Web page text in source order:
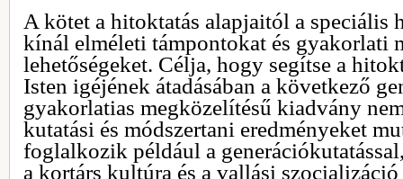
A kötet a hitoktatás alapjaitól a speciális
kínál elméleti támpontokat és gyakorlati
lehetőségeket. Célja, hogy segítse a
Isten igéjének átadásában a következő
gyakorlatias megközelítésű kiadvány
kutatási és módszertani eredményeket
foglalkozik például a
a kortárs kultúra és a vallási